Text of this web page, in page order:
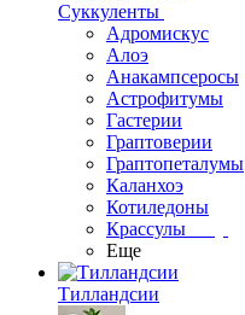
Суккуленты
Адромискус
Алоэ
Анакампсеросы
Астрофитумы
Гастерии
Граптоверии
Граптопеталумы
Каланхоэ
Котиледоны
Крассулы
Еще
Тилландсии